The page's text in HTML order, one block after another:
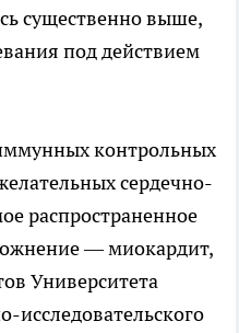
существенно выше,
под действием
контрольных
сердечно-
распространенное
— миокардит,
Университета
исследовательского